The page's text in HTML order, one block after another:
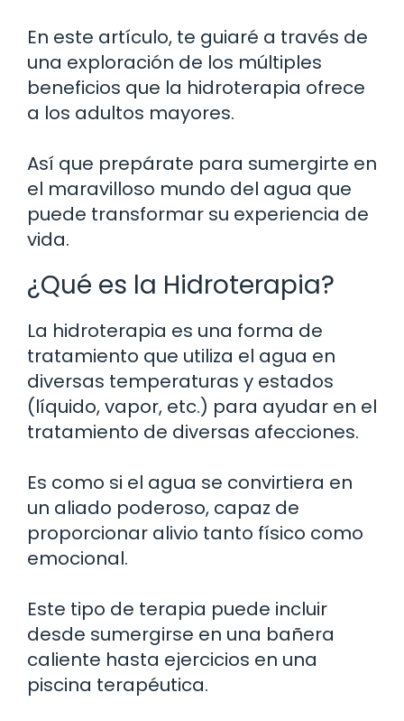
En este artículo, te guiaré a través de
una exploración de los múltiples
beneficios que la hidroterapia ofrece
a los adultos mayores.
Así que prepárate para sumergirte en
el maravilloso mundo del agua que
puede transformar su experiencia de
vida.
¿Qué es la Hidroterapia?
La hidroterapia es una forma de
tratamiento que utiliza el agua en
diversas temperaturas y estados
(líquido, vapor, etc.) para ayudar en el
tratamiento de diversas afecciones.
Es como si el agua se convirtiera en
un aliado poderoso, capaz de
proporcionar alivio tanto físico como
emocional.
Este tipo de terapia puede incluir
desde sumergirse en una bañera
caliente hasta ejercicios en una
piscina terapéutica.